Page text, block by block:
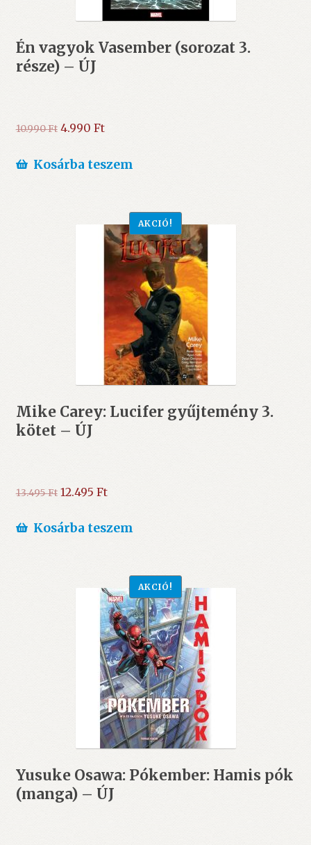
Én vagyok Vasember (sorozat 3.
része) – ÚJ
10.990Ft Original
was:
4.990 FtCurrent
is:
Kosárba teszem
Mike Carey: Lucifer gyűjtemény 3.
kötet – ÚJ
AKCIÓ!
13.495Ft Original
was:
12.495 FtCurrent
is:
Kosárba teszem
Yusuke Osawa: Pókember: Hamis pók
(manga) – ÚJ
AKCIÓ!